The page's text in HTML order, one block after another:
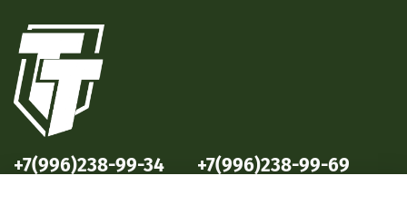
+7(996)238-99-34 +7(996)238-99-69